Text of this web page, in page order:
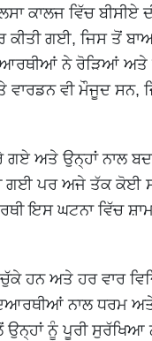
ਕਾਲਜ ਵਿੱਚ ਬੀਸੀਏ
ਗਈ, ਜਿਸ ਤੋਂ
ਨੇ ਰੋੜਿਆਂ ਅਤੇ
ਵੀ ਮੌਜੂਦ ਸਨ,
ਅਤੇ ਉਨ੍ਹਾਂ ਨਾਲ
ਗਈ ਪਰ ਅਜੇ ਤੱਕ ਕੋਈ
ਇਸ ਘਟਨਾ ਵਿੱਚ
ਚੁੱਕੇ ਹਨ ਅਤੇ ਹਰ ਵਾਰ
ਨਾਲ ਧਰਮ
ਨੂੰ ਪੂਰੀ ਸੁਰੱਖਿਆ